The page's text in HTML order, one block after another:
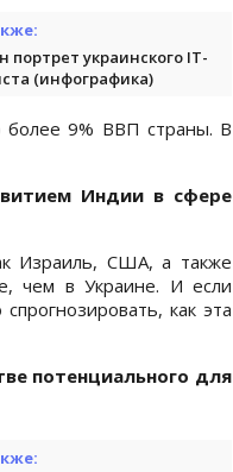
портрет украинского IT-
(инфографика)
более 9% ВВП страны. В
Индии в сфере
Израиль, США, а также
чем в Украине. И если
как эта
потенциального для